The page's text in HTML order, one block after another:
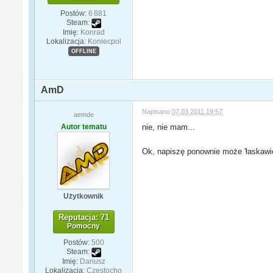
Postów: 6 881
Steam:
Imię: Konrad
Lokalizacja: Koniecpol
OFFLINE
AmD
aemde
Autor tematu
Użytkownik
Reputacja: 71
Pomocny
Postów: 500
Steam:
Imię: Dariusz
Lokalizacja: Częstocho
Napisano07.03.2011 19:57
nie, nie mam...
Ok, napiszę ponownie może